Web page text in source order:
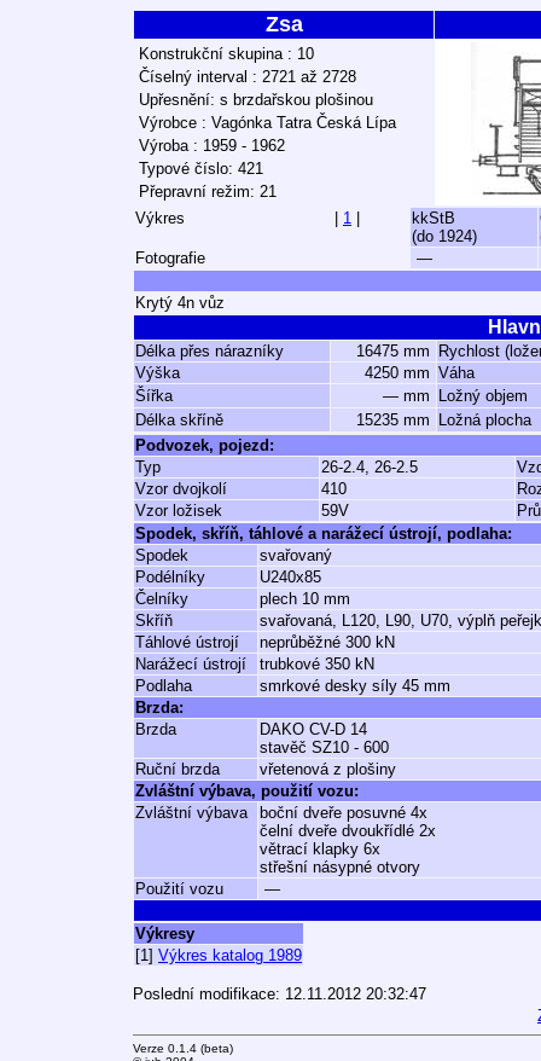
Zsa
Konstrukční skupina : 10
Číselný interval : 2721 až 2728
Upřesnění: s brzdařskou plošinou
Výrobce : Vagónka Tatra Česká Lípa
Výroba : 1959 - 1962
Typové číslo: 421
Přepravní režim: 21
Výkres
1
kkStB
(do 1924)
Fotografie
—
Krytý 4n vůz
Délka přes nárazníky 16475 mm
Rychlost
Výška
4250 mm Váha
Šířka
— mm
Ložný objem
Délka skříně
15235 mm
Ložná plocha
Podvozek, pojezd:
Typ
26-2.4, 26-2.5
Vzor dvojkolí
410
Vzor ložisek
59V
Spodek, skříň, táhlové a narážecí ústrojí, podlaha:
Spodek
svařovaný
Podélníky
U240x85
Čelníky
plech 10 mm
Skříň
svařovaná, L120, L90, U70, výplň
Táhlové ústrojí
neprůběžné 300 kN
Narážecí ústrojí
trubkové 350 kN
Podlaha
smrkové desky síly 45 mm
Brzda:
Brzda
DAKO CV-D 14
stavěč SZ10 - 600
Ruční brzda
vřetenová z plošiny
Zvláštní výbava, použití vozu:
Zvláštní výbava
boční dveře posuvné 4x
čelní dveře dvoukřídlé 2x
větrací klapky 6x
střešní násypné otvory
Použití vozu
—
Výkresy
[1] Výkres katalog 1989
Poslední modifikace: 12.11.2012 20:32:47
Verze 0.1.4 (beta)